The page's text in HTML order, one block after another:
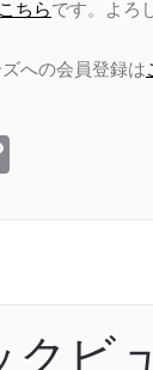
こちらです。よろ
への会員登録は
ビ